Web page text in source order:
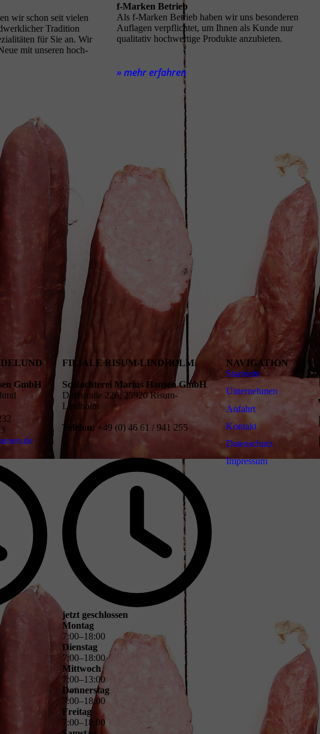
wir schon seit vielen
Tradition
für Sie an. Wir
mit unseren hoch­
f-Marken Betrieb
Als f-Marken Betrieb haben wir uns besonderen
Auflagen verpflichtet, um Ihnen als Kunde nur
qualitativ hochwertige Produkte anzubieten.
» mehr erfahren
GmbH
FILIALE RISUM-LINDHOLM
Schlachterei Marius Hansen GmbH
Dorfstraße 226, 25920 Risum-
Lindholm
Telefon: +49 (0) 46 61 / 941 255
jetzt geschlossen
Montag
7:00–18:00
Dienstag
7:00–18:00
Mittwoch
7:00–13:00
Donnerstag
7:00–18:00
Freitag
7:00–18:00
NAVIGATION
Startseite
Unternehmen
Anfahrt
Kontakt
Daten­schutz
Impressum